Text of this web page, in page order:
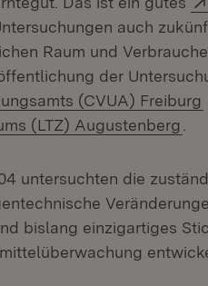
auch
Raum und
der
(CVUA) Freiburg
(LTZ) Augustenberg
untersuchten die
bislang einzigartiges